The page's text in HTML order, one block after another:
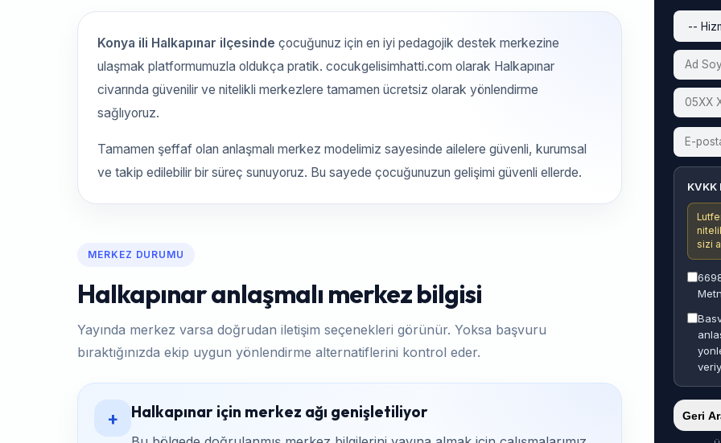
Konya ili Halkapınar ilçesinde çocuğunuz için en iyi pedagojik destek merkezine
ulaşmak platformumuzla oldukça pratik. cocukgelisimhatti.com olarak Halkapınar
civarında güvenilir ve nitelikli merkezlere tamamen ücretsiz olarak yönlendirme
sağlıyoruz.
Tamamen şeffaf olan anlaşmalı merkez modelimiz sayesinde ailelere güvenli, kurumsal
ve takip edilebilir bir süreç sunuyoruz. Bu sayede çocuğunuzun gelişimi güvenli ellerde.
MERKEZ DURUMU
Halkapınar anlaşmalı merkez bilgisi
Yayında merkez varsa doğrudan iletişim seçenekleri görünür. Yoksa başvuru
bıraktığınızda ekip uygun yönlendirme alternatiflerini kontrol eder.
+ Halkapınar için merkez ağı genişletiliyor
sizi
Geri